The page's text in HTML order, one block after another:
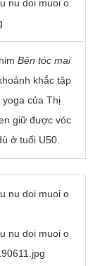
Bên tóc mai
khắc tập
của Thị
giữ được vóc
ở tuổi U50.